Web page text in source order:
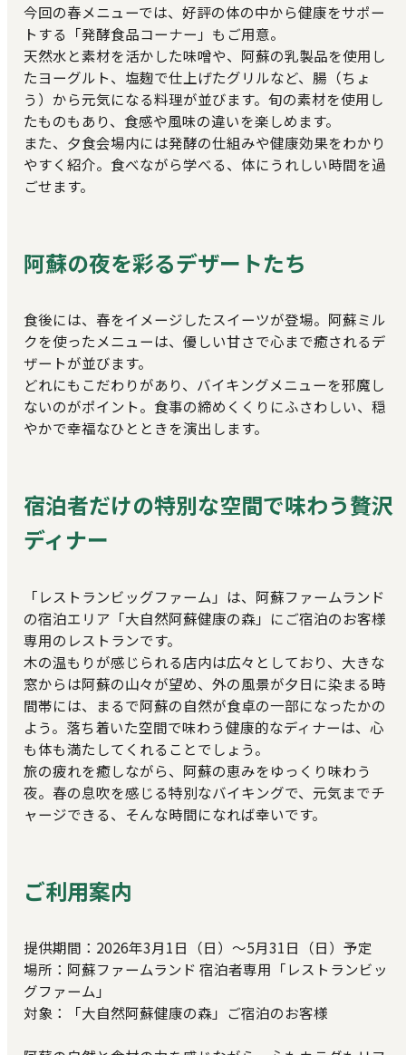
今回の春メニューでは、好評の体の中から健康をサポー
トする「発酵食品コーナー」もご用意。
天然水と素材を活かした味噌や、阿蘇の乳製品を使用し
たヨーグルト、塩麹で仕上げたグリルなど、腸（ちょ
う）から元気になる料理が並びます。旬の素材を使用し
たものもあり、食感や風味の違いを楽しめます。
また、夕食会場内には発酵の仕組みや健康効果をわかり
やすく紹介。食べながら学べる、体にうれしい時間を過
ごせます。
阿蘇の夜を彩るデザートたち
食後には、春をイメージしたスイーツが登場。阿蘇ミル
クを使ったメニューは、優しい甘さで心まで癒されるデ
ザートが並びます。
どれにもこだわりがあり、バイキングメニューを邪魔し
ないのがポイント。食事の締めくくりにふさわしい、穏
やかで幸福なひとときを演出します。
宿泊者だけの特別な空間で味わう贅沢
ディナー
「レストランビッグファーム」は、阿蘇ファームランド
の宿泊エリア「大自然阿蘇健康の森」にご宿泊のお客様
専用のレストランです。
木の温もりが感じられる店内は広々としており、大きな
窓からは阿蘇の山々が望め、外の風景が夕日に染まる時
間帯には、まるで阿蘇の自然が食卓の一部になったかの
よう。落ち着いた空間で味わう健康的なディナーは、心
も体も満たしてくれることでしょう。
旅の疲れを癒しながら、阿蘇の恵みをゆっくり味わう
夜。春の息吹を感じる特別なバイキングで、元気までチ
ャージできる、そんな時間になれば幸いです。
ご利用案内
提供期間：2026年3月1日（日）～5月31日（日）予定
場所：阿蘇ファームランド 宿泊者専用「レストランビッ
グファーム」
対象：「大自然阿蘇健康の森」ご宿泊のお客様